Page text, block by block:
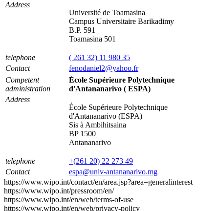
Address
Université de Toamasina
Campus Universitaire Barikadimy
B.P. 591
Toamasina 501
telephone
( 261 32) 11 980 35
Contact
fenodaniel2@yahoo.fr
Competent
administration
École Supérieure Polytechnique
d'Antananarivo ( ESPA)
Address
École Supérieure Polytechnique
d'Antananarivo (ESPA)
Sis à Ambihitsaina
BP 1500
Antananarivo
telephone
+(261 20) 22 273 49
Contact
espa@univ-antananarivo.mg
https://www.wipo.int/contact/en/area.jsp?area=generalinterest
https://www.wipo.int/pressroom/en/
https://www.wipo.int/en/web/terms-of-use
https://www.wipo.int/en/web/privacy-policy